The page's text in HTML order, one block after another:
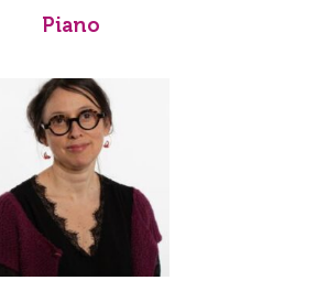
Piano